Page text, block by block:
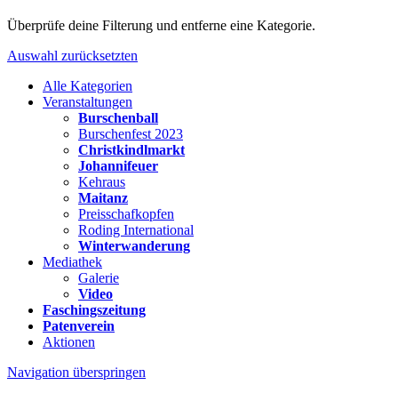
Überprüfe deine Filterung und entferne eine Kategorie.
Auswahl zurücksetzten
Alle Kategorien
Veranstaltungen
Burschenball
Burschenfest 2023
Christkindlmarkt
Johannifeuer
Kehraus
Maitanz
Preisschafkopfen
Roding International
Winterwanderung
Mediathek
Galerie
Video
Faschingszeitung
Patenverein
Aktionen
Navigation überspringen